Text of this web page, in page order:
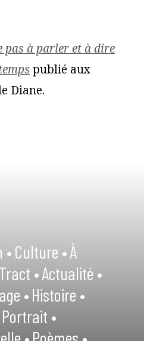
pas à parler et à dire
publié aux
Diane.
•Culture •À
Tract •Actualité •
•Histoire •
Portrait •